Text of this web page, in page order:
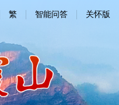
繁 智能问答 关怀版